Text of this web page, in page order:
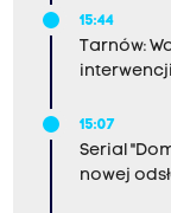
15:44
Tarnów:
15:07
Serial
nowej